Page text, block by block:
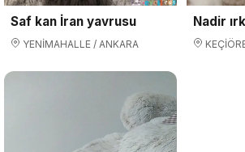
Saf kan İran yavrusu
YENİMAHALLE / ANKARA